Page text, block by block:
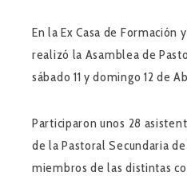
En la Ex Casa de Formación
realizó la Asamblea de
sábado 11 y domingo 12 de
Participaron unos 28
de la Pastoral Secundaria
miembros de las distintas